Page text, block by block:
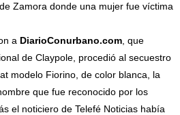
Zamora donde una mujer fue víctima
a DiarioConurbano.com , que
de Claypole, procedió al secuestro
modelo Fiorino, de color blanca, la
que fue reconocido por los
el noticiero de Telefé Noticias había